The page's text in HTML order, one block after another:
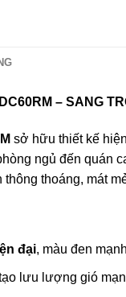
– SANG
sở hữu thiết kế
ngủ đến quán
thoáng, mát
đại, màu đen
lưu lượng gió